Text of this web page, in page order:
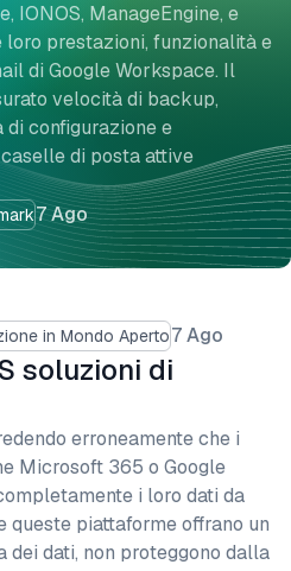
7 Ago
IONOS, ManageEngine, e
prestazioni, funzionalità e
di Google Workspace. Il
velocità di backup,
configurazione e
di posta attive
in Mondo Aperto7 Ago
soluzioni di
erroneamente che i
Microsoft 365 o Google
i loro dati da
queste piattaforme offrano un
dati, non proteggono dalla